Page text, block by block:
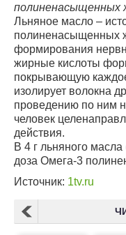
полиненасыщенных
Льняное масло –
полиненасыщенных
формирования
жирные кислоты
покрывающую
изолирует волокна
проведению по ним
человек
действия.
В 4 г льняного
доза Омега-3
Источник: 1tv.ru